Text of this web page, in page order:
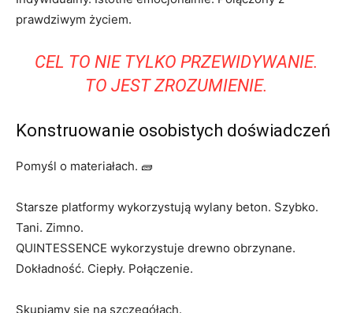
prawdziwym życiem.
CEL TO NIE TYLKO PRZEWIDYWANIE.
TO JEST ZROZUMIENIE.
Konstruowanie osobistych doświadczeń
Pomyśl o materiałach. 🧱
Starsze platformy wykorzystują wylany beton. Szybko.
Tani. Zimno.
QUINTESSENCE wykorzystuje drewno obrzynane.
Dokładność. Ciepły. Połączenie.
Skupiamy się na szczegółach.